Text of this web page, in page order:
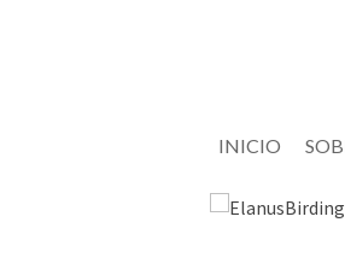
INICIO